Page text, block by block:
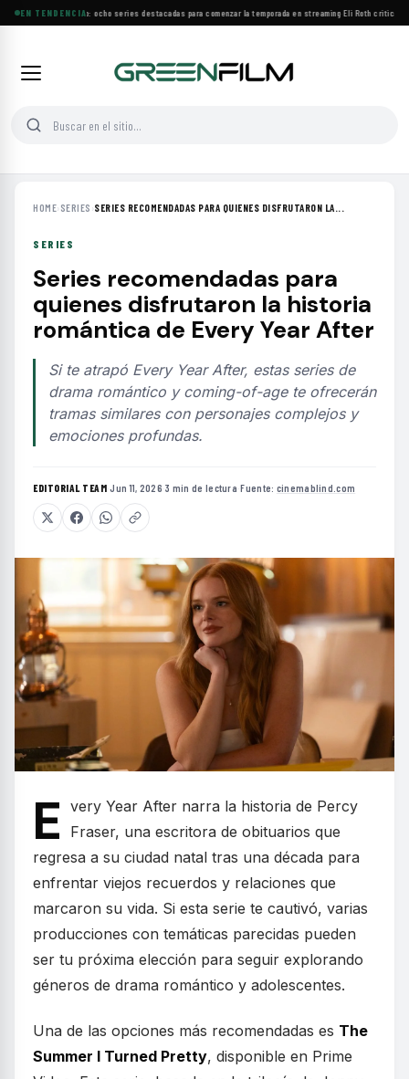
EN TENDENCIA
Estrenos de agosto: ocho series destacadas para comenzar la temporada en streaming·Eli Roth critica el
HOME› SERIES ›SERIES RECOMENDADAS PARA QUIENES DISFRUTARON LA...
SERIES
Series recomendadas para
quienes disfrutaron la historia
romántica de Every Year After
Si te atrapó Every Year After, estas series de
drama romántico y coming-of-age te ofrecerán
tramas similares con personajes complejos y
emociones profundas.
EDITORIAL TEAM·Jun 11, 2026·3 min de lectura·Fuente: cinemablind.com
E very Year After narra la historia de Percy
Fraser, una escritora de obituarios que
regresa a su ciudad natal tras una década para
enfrentar viejos recuerdos y relaciones que
marcaron su vida. Si esta serie te cautivó, varias
producciones con temáticas parecidas pueden
ser tu próxima elección para seguir explorando
géneros de drama romántico y adolescentes.
Una de las opciones más recomendadas es The
Summer I Turned Pretty, disponible en Prime